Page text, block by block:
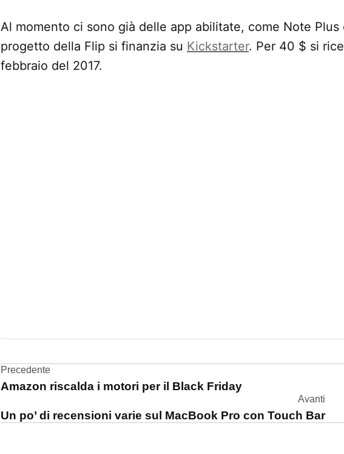
Al momento ci sono già delle app abilitate, come Note Plus
progetto della Flip si finanzia su Kickstarter. Per 40 $ si
febbraio del 2017.
USA
Navigazione
Precedente
Amazon riscalda i motori per il Black Friday
Avanti
Un po’ di recensioni varie sul MacBook Pro con Touch Bar